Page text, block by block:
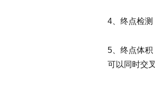
4、终点检
5、终点体
可以同时交